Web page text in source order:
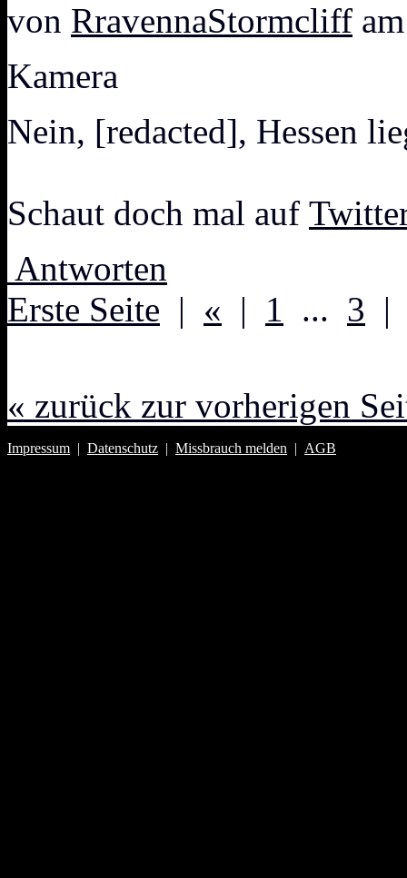
von RravennaStormcliff
Kamera
Nein, [redacted], Hessen
Schaut doch mal auf
Antworten
Erste Seite | « | 1 ... 3
« zurück zur vorherigen
Impressum | Datenschutz | Missbrauch melden | AGB